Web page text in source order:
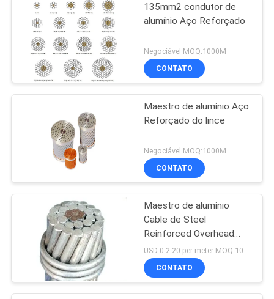
135mm2 condutor de
alumínio Aço Reforçado
Negociável MOQ:1000M
CONTATO
Maestro de alumínio Aço
Reforçado do lince
Negociável MOQ:1000M
CONTATO
Maestro de alumínio
Cable de Steel
Reinforced Overhead
ACSR do condutor
CONTATO